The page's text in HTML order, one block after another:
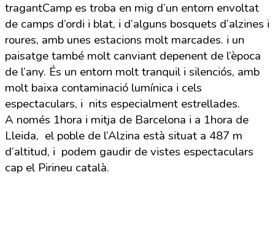
tragantCamp es troba en mig d’un entorn envoltat
de camps d’ordi i blat, i d’alguns bosquets d’alzines i
roures, amb unes estacions molt marcades. i un
paisatge també molt canviant depenent de l’època
de l’any. És un entorn molt tranquil i silenciós, amb
molt baixa contaminació lumínica i cels
espectaculars, i nits especialment estrellades.
A només 1hora i mitja de Barcelona i a 1hora de
Lleida, el poble de l’Alzina està situat a 487 m
d’altitud, i podem gaudir de vistes espectaculars
cap el Pirineu català.